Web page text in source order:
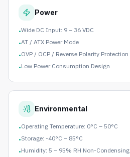
Power
•Wide DC Input: 9 – 36 VDC
•AT / ATX Power Mode
•OVP / OCP / Reverse Polarity Protection
•Low Power Consumption Design
Environmental
•Operating Temperature: 0°C – 50°C
•Storage: -40°C – 85°C
•Humidity: 5 – 95% RH Non-Condensing